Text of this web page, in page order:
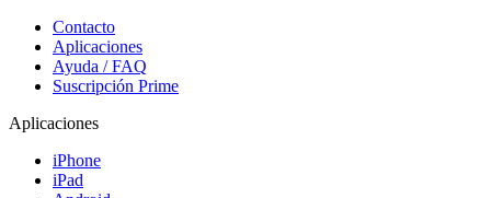
Contacto
Aplicaciones
Ayuda / FAQ
Suscripción Prime
Aplicaciones
iPhone
iPad